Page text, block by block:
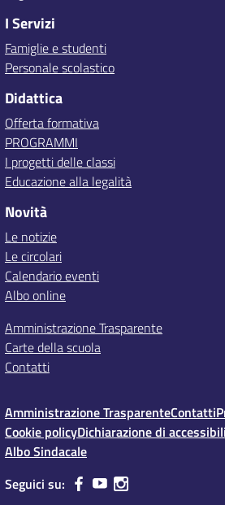
I Servizi
Famiglie e studenti
Personale scolastico
Didattica
Offerta formativa
PROGRAMMI
I progetti delle classi
Educazione alla legalità
Novità
Le notizie
Le circolari
Calendario eventi
Albo online
Amministrazione Trasparente
Carte della scuola
Contatti
Amministrazione TrasparenteContatti
Cookie policyDichiarazione di
Albo Sindacale
Seguici su: